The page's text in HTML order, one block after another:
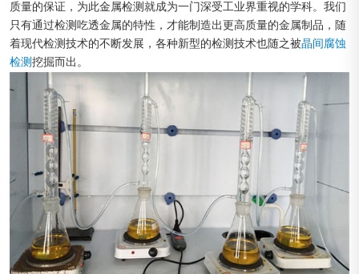
质量的保证，为此金属检测就成为一门深受工业界重视的学科。我们
只有通过检测吃透金属的特性，才能制造出更高质量的金属制品，随
着现代检测技术的不断发展，各种新型的检测技术也随之被晶间腐蚀
检测 挖掘而出。